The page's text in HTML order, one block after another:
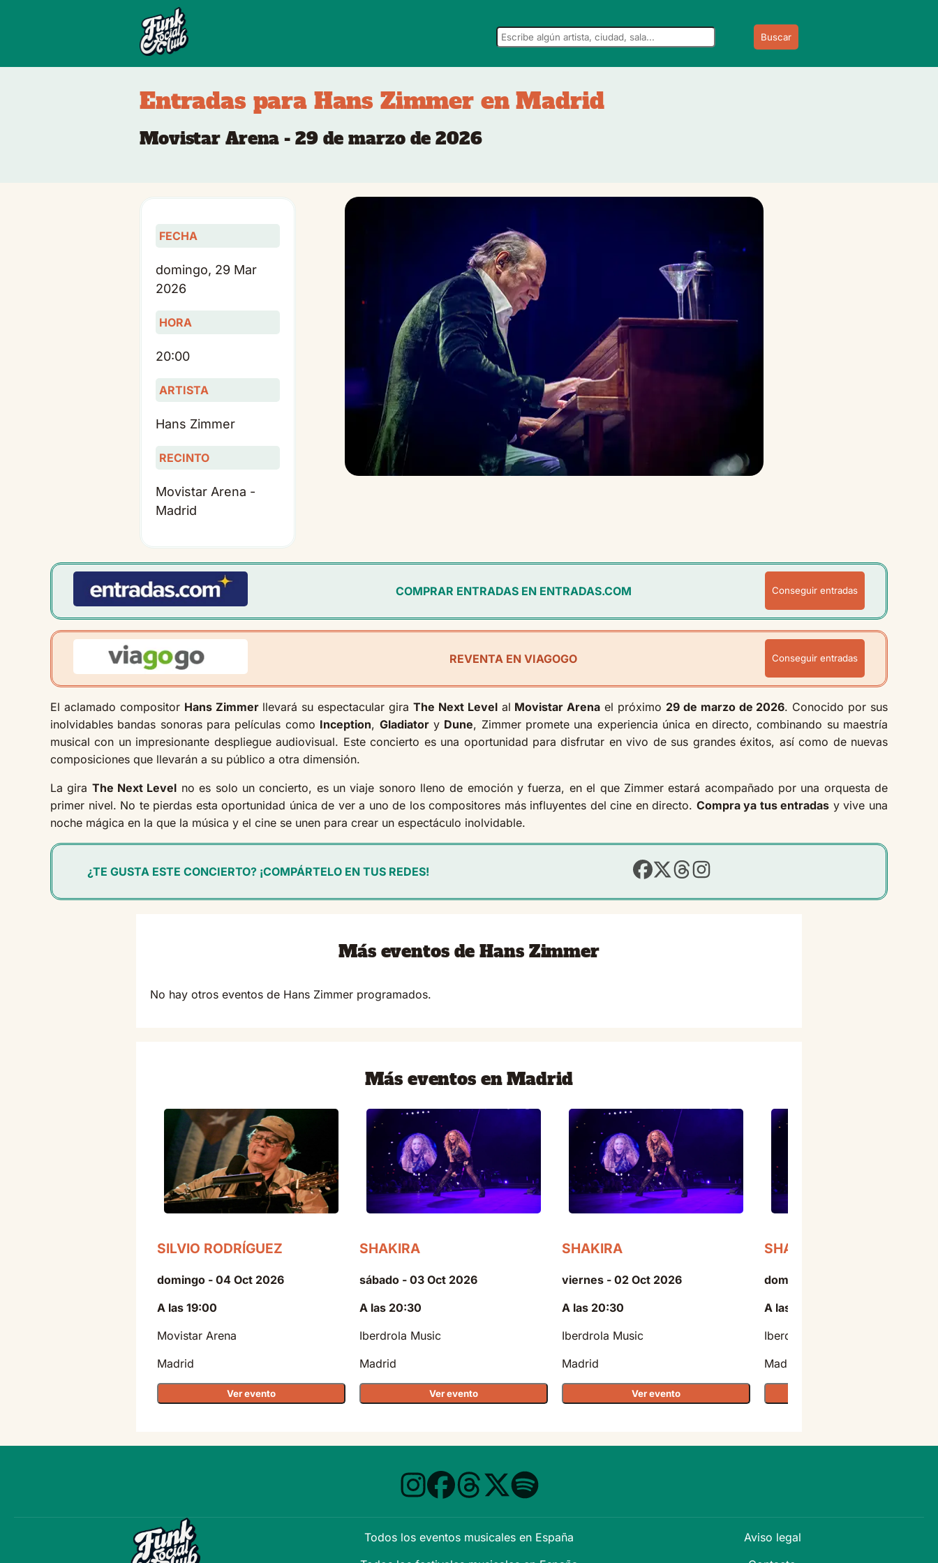
Buscar
Entradas para Hans Zimmer en Madrid
Movistar Arena - 29 de marzo de 2026
FECHA
domingo, 29 Mar
2026
HORA
20:00
ARTISTA
Hans Zimmer
RECINTO
Movistar Arena -
Madrid
COMPRAR ENTRADAS EN ENTRADAS.COM Conseguir entradas
REVENTA EN VIAGOGO Conseguir entradas
El aclamado compositor Hans Zimmerllevará su espectacular gira The Next Levelal Movistar Arena el próximo 29 de marzo de 2026. Conocido por sus
inolvidables bandas sonoras para películas como Inception, Gladiatory Dune, Zimmer promete una experiencia única en directo, combinando su maestría
musical con un impresionante despliegue audiovisual. Este concierto es una oportunidad para disfrutar en vivo de sus grandes éxitos, así como de nuevas
composiciones que llevarán a su público a otra dimensión.
La gira The Next Level no es solo un concierto, es un viaje sonoro lleno de emoción y fuerza, en el que Zimmer estará acompañado por una orquesta de
primer nivel. No te pierdas esta oportunidad única de ver a uno de los compositores más influyentes del cine en directo. Compra ya tus entradas y vive una
noche mágica en la que la música y el cine se unen para crear un espectáculo inolvidable.
¿TE GUSTA ESTE CONCIERTO? ¡COMPÁRTELO EN TUS REDES!
Más eventos de Hans Zimmer
No hay otros eventos de Hans Zimmer programados.
Más eventos en Madrid
SILVIO RODRÍGUEZ
domingo - 04 Oct 2026
A las 19:00
Movistar Arena
Madrid
Ver evento
SHAKIRA
sábado - 03 Oct 2026
A las 20:30
Iberdrola Music
Madrid
Ver evento
SHAKIRA
viernes - 02 Oct 2026
A las 20:30
Iberdrola Music
Madrid
Ver evento
SHAKIRA
domingo - 11 Oct 2026
A las 20:30
Iberdrola Music
Madrid
Todos los eventos musicales en España
Aviso legal